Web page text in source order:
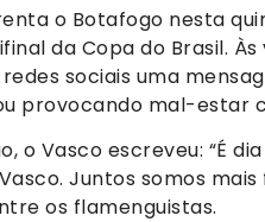
o Botafogo nesta
da Copa do Brasil.
sociais uma
provocando mal-estar
o Vasco escreveu: “É
Juntos somos
os flamenguistas.